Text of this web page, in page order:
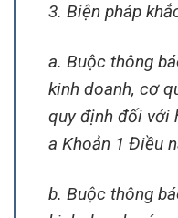
3. Biện pháp
a. Buộc thông
kinh doanh, cơ
quy định đối với
a Khoản 1 Điều
b. Buộc thông